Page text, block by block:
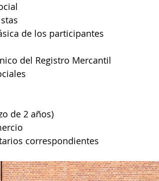
de los participantes
del Registro Mercantil
de 2 años)
correspondientes